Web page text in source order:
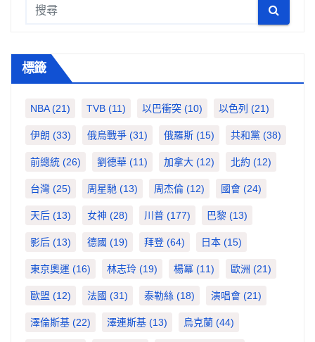
標籤
NBA(21) TVB (11) 以巴衝突 (10) 以色列 (21)
伊朗 (33) 俄烏戰爭 (31) 俄羅斯 (15) 共和黨 (38)
前總統 (26) 劉德華 (11) 加拿大 (12) 北約 (12)
台灣 (25) 周星馳 (13) 周杰倫 (12) 國會 (24)
天后 (13) 女神 (28) 川普 (177) 巴黎 (13)
影后 (13) 德國 (19) 拜登 (64) 日本 (15)
東京奧運 (16) 林志玲 (19) 楊冪 (11) 歐洲 (21)
歐盟 (12) 法國 (31) 泰勒絲 (18) 演唱會 (21)
澤倫斯基 (22) 澤連斯基 (13) 烏克蘭 (44)